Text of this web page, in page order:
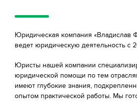
Юридическая компания «Владислав
ведет юридическую деятельность с
Юристы нашей компании
юридической помощи по тем
имеют глубокие знания,
опытом практической работы. Мы